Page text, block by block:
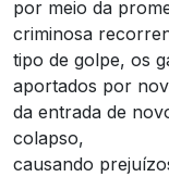
por meio da
criminosa
tipo de golpe, os
aportados por
da entrada de
colapso,
causando